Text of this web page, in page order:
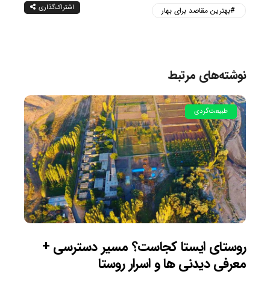
بهترین مقاصد برای بهار اشتراک‌گذاری
نوشته‌های مرتبط
طبیعت‌گردی
روستای ایستا کجاست؟ مسیر دسترسی +
معرفی دیدنی ها و اسرار روستا